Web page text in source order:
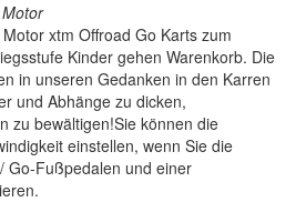
xtm Offroad Go Karts zum
Kinder gehen Warenkorb. Die
in unseren Gedanken in den Karren
und Abhänge zu dicken,
zu bewältigen!Sie können die
einstellen, wenn Sie die
Go-Fußpedalen und einer